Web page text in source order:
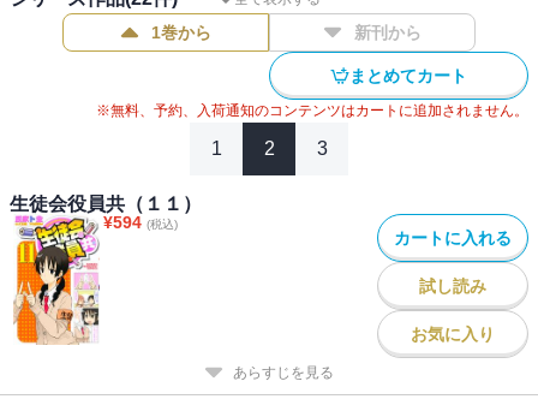
1巻から 新刊から
まとめてカート
※無料、予約、入荷通知のコンテンツはカートに追加されません。
1 2 3
生徒会役員共（１１）
¥594 (税込)
カートに入れる
試し読み
お気に入り
あらすじを見る